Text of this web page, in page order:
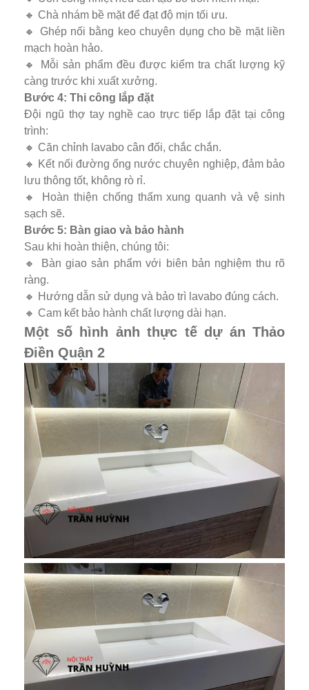
🔸 Chà nhám bề mặt để đạt độ mịn tối ưu.
🔸 Ghép nối bằng keo chuyên dụng cho bề mặt liền
mạch hoàn hảo.
🔸 Mỗi sản phẩm đều được kiểm tra chất lượng kỹ
càng trước khi xuất xưởng.
Bước 4: Thi công lắp đặt
Đội ngũ thợ tay nghề cao trực tiếp lắp đặt tại công
trình:
🔸 Căn chỉnh lavabo cân đối, chắc chắn.
🔸 Kết nối đường ống nước chuyên nghiệp, đảm bảo
lưu thông tốt, không rò rỉ.
🔸 Hoàn thiện chống thấm xung quanh và vệ sinh
sạch sẽ.
Bước 5: Bàn giao và bảo hành
Sau khi hoàn thiện, chúng tôi:
🔸 Bàn giao sản phẩm với biên bản nghiệm thu rõ
ràng.
🔸 Hướng dẫn sử dụng và bảo trì lavabo đúng cách.
🔸 Cam kết bảo hành chất lượng dài hạn.
Một số hình ảnh thực tế dự án Thảo
Điền Quận 2